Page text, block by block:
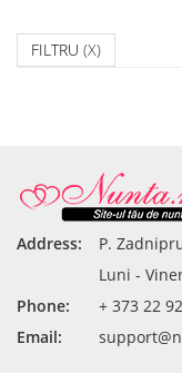
FILTRU (X)
Address:
P.
Luni -
Phone:
+ 373 22
Email: